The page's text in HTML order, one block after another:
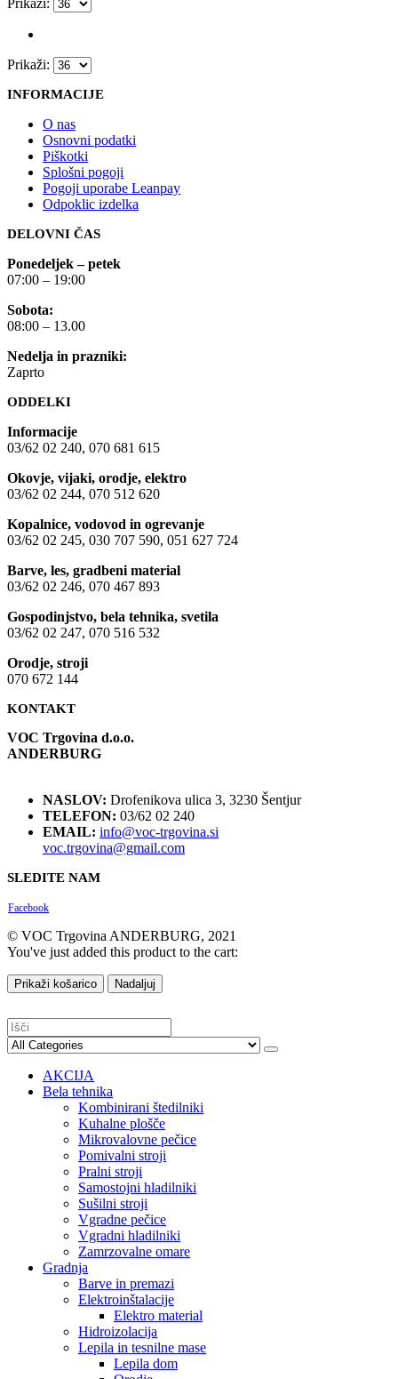
Prikaži:
INFORMACIJE
O nas
Osnovni podatki
Piškotki
Splošni pogoji
Pogoji uporabe Leanpay
Odpoklic izdelka
DELOVNI ČAS
Ponedeljek – petek
07:00 – 19:00
Sobota:
08:00 – 13.00
Nedelja in prazniki:
Zaprto
ODDELKI
Informacije
03/62 02 240, 070 681 615
Okovje, vijaki, orodje, elektro
03/62 02 244, 070 512 620
Kopalnice, vodovod in ogrevanje
03/62 02 245, 030 707 590, 051 627 724
Barve, les, gradbeni material
03/62 02 246, 070 467 893
Gospodinjstvo, bela tehnika, svetila
03/62 02 247, 070 516 532
Orodje, stroji
070 672 144
KONTAKT
VOC Trgovina d.o.o.
ANDERBURG
NASLOV: Drofenikova ulica 3, 3230 Šentjur
TELEFON: 03/62 02 240
EMAIL: info@voc-trgovina.si
voc.trgovina@gmail.com
SLEDITE NAM
Facebook
© VOC Trgovina ANDERBURG, 2021
You've just added this product to the cart:
Prikaži košarico Nadaljuj
AKCIJA
Bela tehnika
Kombinirani štedilniki
Kuhalne plošče
Mikrovalovne pečice
Pomivalni stroji
Pralni stroji
Samostojni hladilniki
Sušilni stroji
Vgradne pečice
Vgradni hladilniki
Zamrzovalne omare
Gradnja
Barve in premazi
Elektroinštalacije
Elektro material
Hidroizolacija
Lepila in tesnilne mase
Lepila dom